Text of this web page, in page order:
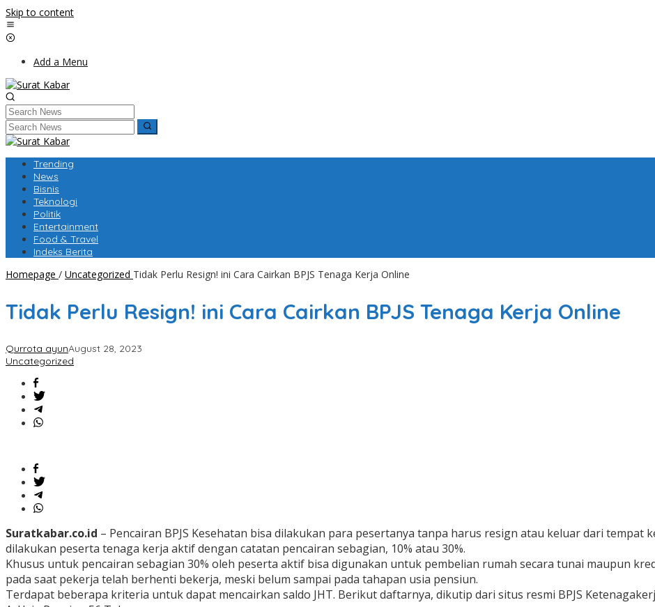
Skip to content
Add a Menu
Trending
News
Bisnis
Teknologi
Politik
Entertainment
Food & Travel
Indeks Berita
Homepage / Uncategorized Tidak Perlu Resign! ini Cara Cairkan BPJS Tenaga Kerja Online
Tidak Perlu Resign! ini Cara Cairkan BPJS Tenaga Kerja Online
Qurrota ayunAugust 28, 2023
Uncategorized
Suratkabar.co.id – Pencairan BPJS Kesehatan bisa dilakukan para pesertanya tanpa harus resign atau keluar dari tempat
dilakukan peserta tenaga kerja aktif dengan catatan pencairan sebagian, 10% atau 30%.
Khusus untuk pencairan sebagian 30% oleh peserta aktif bisa digunakan untuk pembelian rumah secara tunai maupun
pada saat pekerja telah berhenti bekerja, meski belum sampai pada tahapan usia pensiun.
Terdapat beberapa kriteria untuk dapat mencairkan saldo JHT. Berikut daftarnya, dikutip dari situs resmi BPJS